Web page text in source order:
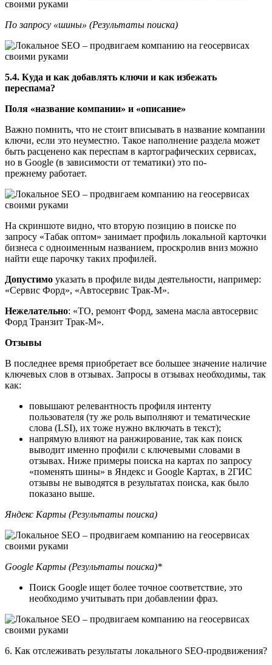
По запросу «шины» (Результаты поиска)
5.4. Куда и как добавлять ключи и как избежать
переспама?
Поля «название компании» и «описание»
Важно помнить, что не стоит вписывать в название компании
ключи, если это неуместно. Такое наполнение раздела может
быть расценено как переспам в картографических сервисах,
но в Google (в зависимости от тематики) это по-
прежнему работает.
На скриншоте видно, что вторую позицию в поиске по
запросу «Табак оптом» занимает профиль локальной карточки
бизнеса с одноименным названием, проскролив вниз можно
найти еще парочку таких профилей.
Допустимо указать в профиле виды деятельности, например:
«Сервис Форд», «Автосервис Трак-М».
Нежелательно: «ТО, ремонт Форд, замена масла автосервис
Форд Транзит Трак-М».
Отзывы
В последнее время приобретает все большее значение наличие
ключевых слов в отзывах. Запросы в отзывах необходимы, так
как:
повышают релевантность профиля интенту
пользователя (ту же роль выполняют и тематические
слова (LSI), их тоже нужно включать в текст);
напрямую влияют на ранжирование, так как поиск
выводит именно профили с ключевыми словами в
отзывах. Ниже примеры поиска на картах по запросу
«поменять шины» в Яндекс и Google Картах, в 2ГИС
отзывы не выводятся в результатах поиска, как было
показано выше.
Яндекс Карты (Результаты поиска)
Google Карты (Результаты поиска)*
Поиск Google ищет более точное соответствие, это
необходимо учитывать при добавлении фраз.
6. Как отслеживать результаты локального SEO-продвижения?